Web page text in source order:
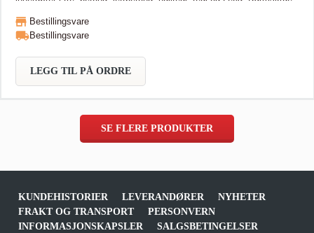
Bestillingsvare
Bestillingsvare
LEGG TIL PÅ ORDRE
SE FLERE PRODUKTER
KUNDEHISTORIER LEVERANDØRER
NYHETER
FRAKT OG TRANSPORT
PERSONVERN
INFORMASJONSKAPSLER
SALGSBETINGELSER